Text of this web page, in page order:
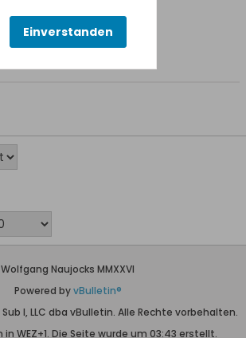
1935
Hits0 Likes
Wolfgang Naujocks MMXXVI
Powered byvBulletin®
I, LLC dba vBulletin. Alle Rechte vorbehalten.
WEZ+1. Die Seite wurde um 03:43 erstellt.
Einverstanden